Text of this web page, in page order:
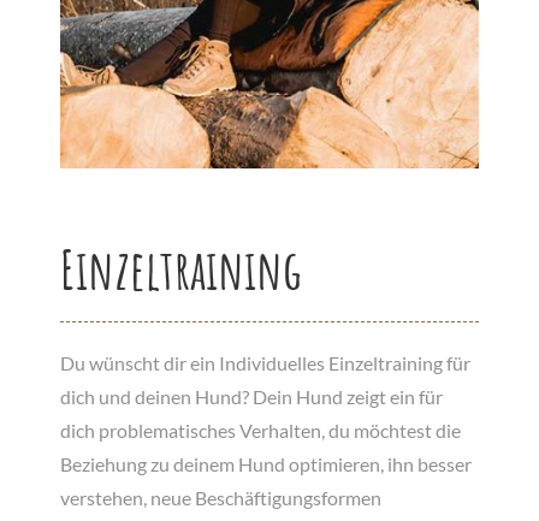
Einzeltraining
Du wünscht dir ein Individuelles Einzeltraining für
dich und deinen Hund? Dein Hund zeigt ein für
dich problematisches Verhalten, du möchtest die
Beziehung zu deinem Hund optimieren, ihn besser
verstehen, neue Beschäftigungsformen